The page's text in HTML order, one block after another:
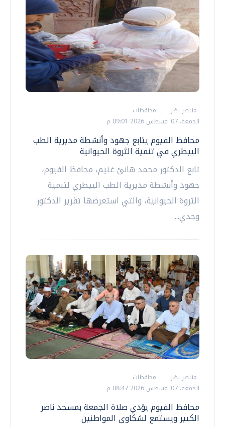
منتصر نضر
محافظات
الجمعة، 07 اغسطس 2026 09:01 م
محافظ الفيوم يتابع جهود وأنشطة مديرية الطب
البيطري في تنمية الثروة الحيوانية
تابع الدكتور محمد هانئ غنيم، محافظ الفيوم،
جهود وأنشطة مديرية الطب البيطري لتنمية
الثروة الحيوانية، والتي استعرضها تقرير الدكتور
وجدي...
منتصر نضر
محافظات
الجمعة، 07 اغسطس 2026 08:47 م
محافظ الفيوم يؤدي صلاة الجمعة بمسجد ناصر
الكبير ويستمع لشكاوى المواطنين